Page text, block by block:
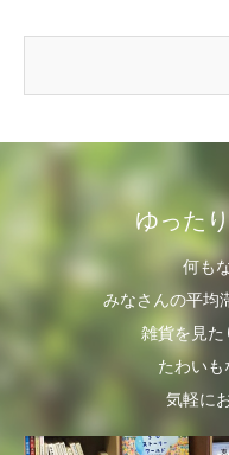
ゆった
何も
みなさんの平均
雑貨を見た
たわい
気軽に